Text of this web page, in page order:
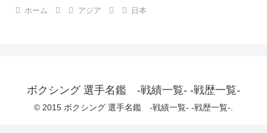
ホーム アジア 日本
ボクシング 選手名鑑 -戦績一覧- -戦歴一覧-
© 2015 ボクシング 選手名鑑 -戦績一覧- -戦歴一覧-.